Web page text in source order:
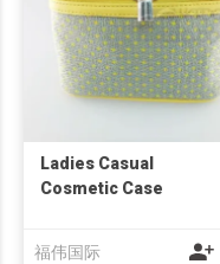
Ladies Casual
Cosmetic Case
福伟国际